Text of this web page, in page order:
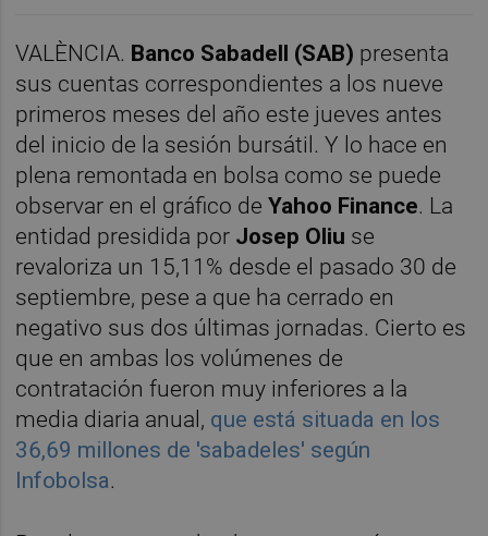
VALÈNCIA. Banco Sabadell (SAB) presenta
sus cuentas correspondientes a los nueve
primeros meses del año este jueves antes
del inicio de la sesión bursátil. Y lo hace en
plena remontada en bolsa como se puede
observar en el gráfico deYahoo Finance. La
entidad presidida por Josep Oliu se
revaloriza un 15,11% desde el pasado 30 de
septiembre, pese a que ha cerrado en
negativo sus dos últimas jornadas. Cierto es
que en ambas los volúmenes de
contratación fueron muy inferiores a la
media diaria anual, que está situada en los
36,69 millones de 'sabadeles' según
Infobolsa.